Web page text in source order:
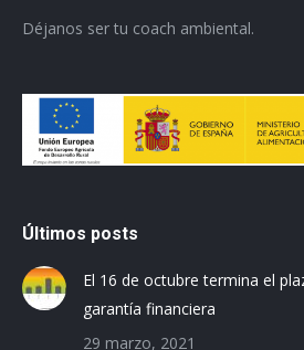
Déjanos ser tu coach ambiental.
Últimos posts
El 16 de octubre termina el
garantía financiera
29 marzo, 2021